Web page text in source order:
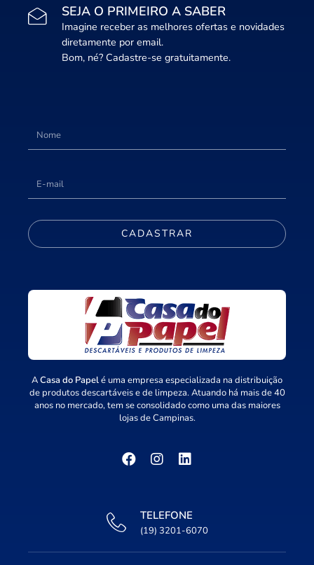
SEJA O PRIMEIRO A SABER
Imagine receber as melhores ofertas e novidades
diretamente por email.
Bom, né? Cadastre-se gratuitamente.
CADASTRAR
ACasa do Papelé uma empresa especializada na distribuição
de produtos descartáveis e de limpeza. Atuando há mais de 40
anos no mercado, tem se consolidado como uma das maiores
lojas de Campinas.
TELEFONE
(19) 3201-6070